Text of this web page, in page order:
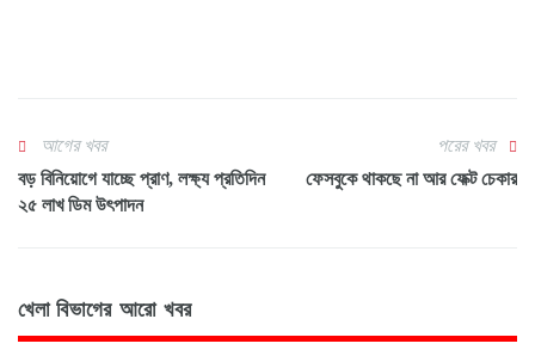
আগের খবর
বড় বিনিয়োগে যাচ্ছে প্রাণ, লক্ষ্য প্রতিদিন
২৫ লাখ ডিম উৎপাদন
পরের খবর
ফেসবুকে থাকছে না আর ফেক্ট চেকার
খেলা বিভাগের আরো খবর